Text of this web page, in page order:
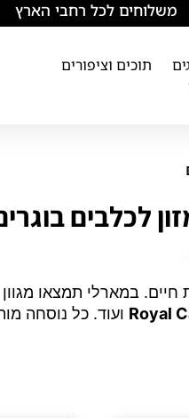
משלוחים לכל רחבי הארץ
תוכים וציפורים
לכלבים
במארלי תמצאו
Royal ועוד. כל נוסחה